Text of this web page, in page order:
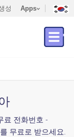
성 Apps
료 전화번호 -
무료로 받으세요.